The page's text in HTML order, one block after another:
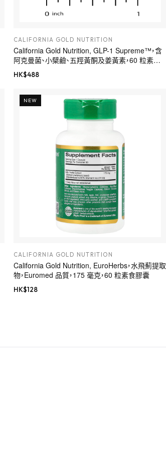
CALIFORNIA GOLD NUTRITION
California Gold Nutrition, GLP-1 Supreme™，含
阿克曼菌、小檗鹼、五羥黃酮及姜黃素，60 粒素食
膠囊
HK$488
NEW
CALIFORNIA GOLD NUTRITION
California Gold Nutrition, EuroHerbs，水飛薊提取
物，Euromed 品質，175 毫克，60 粒素食膠囊
HK$128